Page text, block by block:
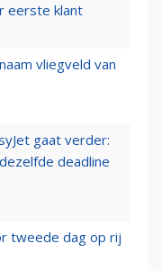
eerste klant
vliegveld van
gaat verder:
deadline
tweede dag op rij